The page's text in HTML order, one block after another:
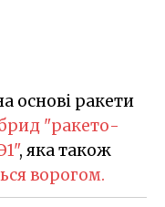
основі ракети
"ракето-
, яка також
ворогом.